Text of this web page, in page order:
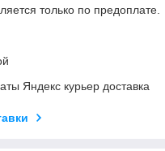
только по предоплате.
Яндекс курьер доставка